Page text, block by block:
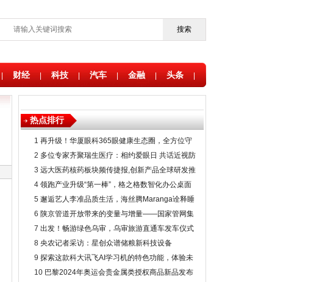
搜索
财经 科技 汽车 金融 头条
热点排行
1 再升级！华厦眼科365眼健康生态圈，全方位守
护国民视觉健康
2 多位专家齐聚瑞生医疗：相约爱眼日 共话近视防
控
3 远大医药核药板块频传捷报,创新产品全球研发推
进凸显产业优势,前瞻性布局夯实核药领军地位
4 领跑产业升级“第一棒”，格之格数智化办公桌面
全场景生态发布
5 邂逅艺人李准品质生活，海丝腾Maranga诠释睡
眠美学
6 陕京管道开放带来的变量与增量——国家管网集
团北京管道公司“X+1+X”油气市场体系建设调查
7 出发！畅游绿色乌审，乌审旅游直通车发车仪式
在银举行
8 央农记者采访：星创众谱储粮新科技设备
9 探索这款科大讯飞AI学习机的特色功能，体验未
来教育科技的魅力！
10 巴黎2024年奥运会贵金属类授权商品新品发布